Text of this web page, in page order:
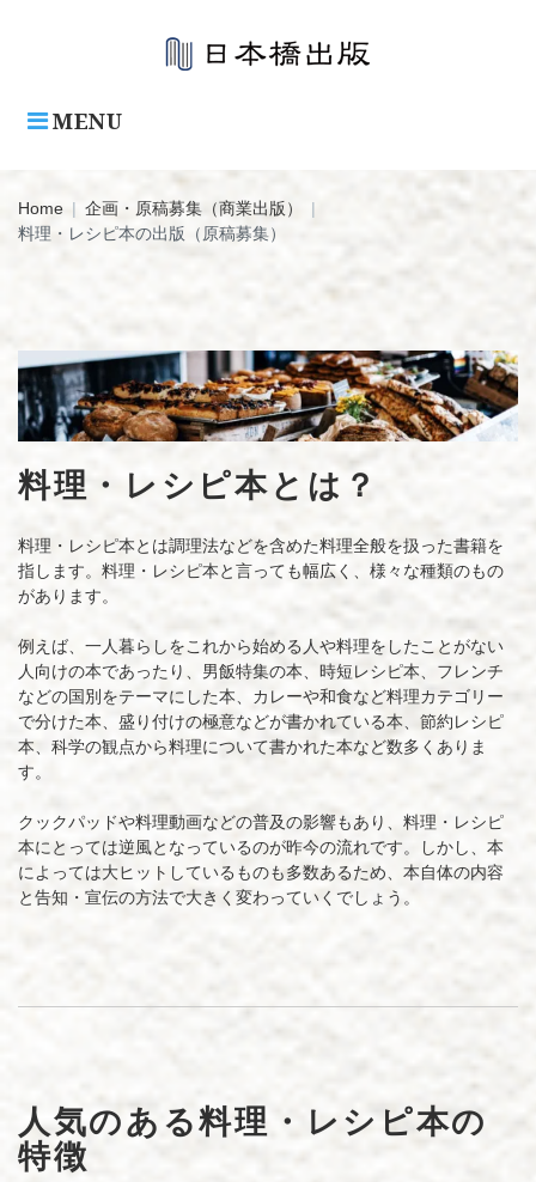
MENU
Home | 企画・原稿募集（商業出版）
|
料理・レシピ本の出版（原稿募集）
料
理・
レ
シ
ピ
本
の
出
版
（原
稿
募
集）
料理・レシピ本とは？
料理・レシピ本とは調理法などを含めた料理全般を扱った書籍を
指します。料理・レシピ本と言っても幅広く、様々な種類のもの
があります。
例えば、一人暮らしをこれから始める人や料理をしたことがない
人向けの本であったり、男飯特集の本、時短レシピ本、フレンチ
などの国別をテーマにした本、カレーや和食など料理カテゴリー
で分けた本、盛り付けの極意などが書かれている本、節約レシピ
本、科学の観点から料理について書かれた本など数多くありま
す。
クックパッドや料理動画などの普及の影響もあり、料理・レシピ
本にとっては逆風となっているのが昨今の流れです。しかし、本
によっては大ヒットしているものも多数あるため、本自体の内容
と告知・宣伝の方法で大きく変わっていくでしょう。
人気のある料理・レシピ本の
特徴